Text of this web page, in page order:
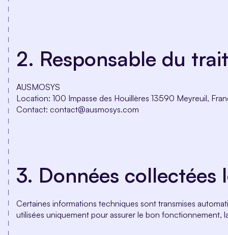
2. Responsable du
AUSMOSYS
Location: 100 Impasse des Houillères 13590 Meyreuil,
Contact: contact@ausmosys.com
3. Données
Certaines informations techniques sont transmises
utilisées uniquement pour assurer le bon fonctionnement,